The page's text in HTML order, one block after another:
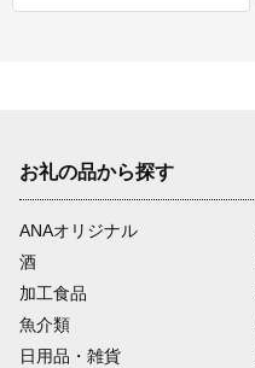
お礼の品から探す
ANAオリジナル
酒
加工食品
魚介類
日用品・雑貨